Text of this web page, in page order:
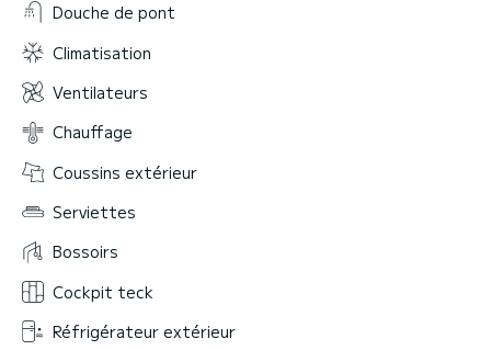
Douche de pont
Climatisation
Ventilateurs
Chauffage
Coussins extérieur
Serviettes
Bossoirs
Cockpit teck
Réfrigérateur extérieur